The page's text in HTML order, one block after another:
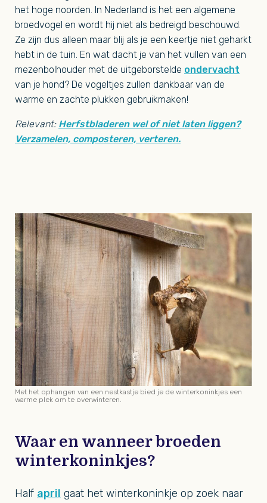
het hoge noorden. In Nederland is het een algemene
broedvogel en wordt hij niet als bedreigd beschouwd.
Ze zijn dus alleen maar blij als je een keertje niet geharkt
hebt in de tuin. En wat dacht je van het vullen van een
mezenbolhouder met de uitgeborstelde ondervacht
van je hond? De vogeltjes zullen dankbaar van de
warme en zachte plukken gebruikmaken!
Relevant: Herfstbladeren wel of niet laten liggen?
Verzamelen, composteren, verteren.
Waar en wanneer broeden
winterkoninkjes?
Half april gaat het winterkoninkje op zoek naar
Met het ophangen van een nestkastje bied je de winterkoninkjes een
warme plek om te overwinteren.